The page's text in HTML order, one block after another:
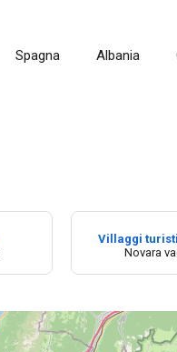
Spagna Albania
Villaggi
Novara